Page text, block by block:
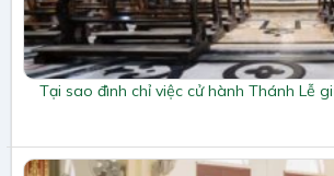
Tại sao đình chỉ việc cử hành Thánh Lễ